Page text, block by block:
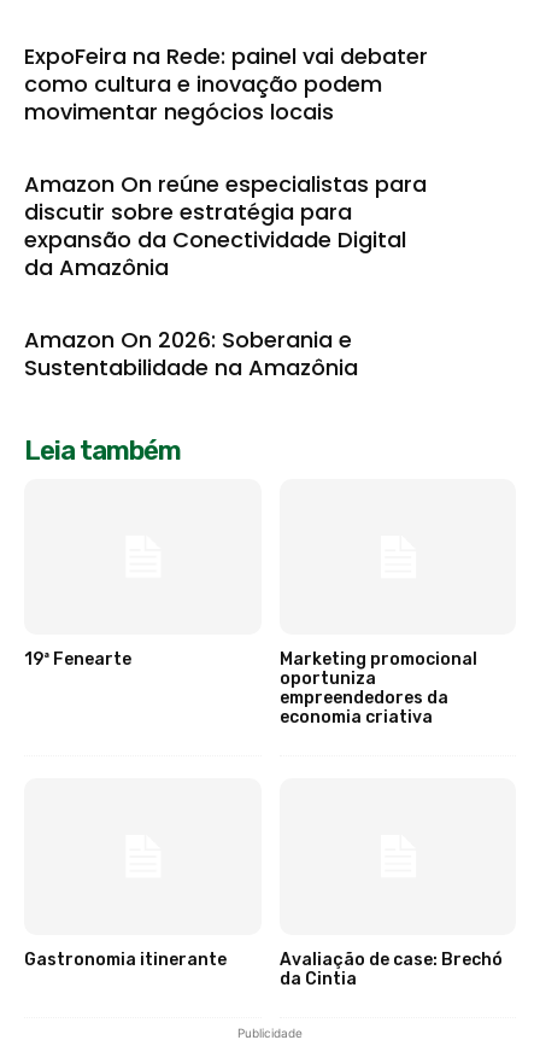
ExpoFeira na Rede: painel vai debater
como cultura e inovação podem
movimentar negócios locais
Amazon On reúne especialistas para
discutir sobre estratégia para
expansão da Conectividade Digital
da Amazônia
Amazon On 2026: Soberania e
Sustentabilidade na Amazônia
Leia também
19ª Fenearte
Marketing promocional
oportuniza
empreendedores da
economia criativa
Gastronomia itinerante
Avaliação de case: Brechó
da Cintia
Publicidade